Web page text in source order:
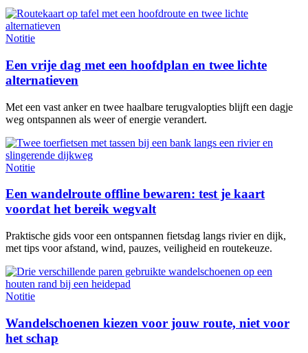
Notitie
Een vrije dag met een hoofdplan en twee lichte
alternatieven
Met een vast anker en twee haalbare terugvalopties blijft een dagje
weg ontspannen als weer of energie verandert.
Notitie
Een wandelroute offline bewaren: test je kaart
voordat het bereik wegvalt
Praktische gids voor een ontspannen fietsdag langs rivier en dijk,
met tips voor afstand, wind, pauzes, veiligheid en routekeuze.
Notitie
Wandelschoenen kiezen voor jouw route, niet voor
het schap